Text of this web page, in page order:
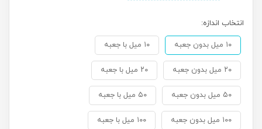
انتخاب اندازه:
۱۰ میل بدون جعبه ۱۰ میل با جعبه
۲۰ میل بدون جعبه ۲۰ میل با جعبه
۵۰ میل بدون جعبه ۵۰ میل با جعبه
۱۰۰ میل بدون جعبه ۱۰۰ میل با جعبه